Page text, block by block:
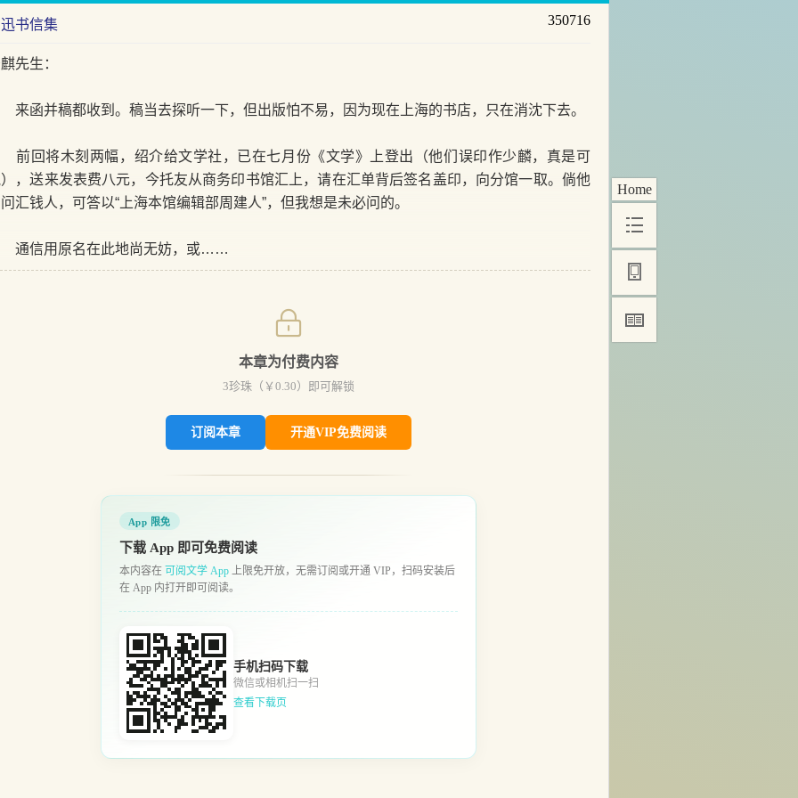
Home
书信集 350716
先生：
并稿都收到。稿当去探听一下，但出版怕不易，因为现在上海的书店，只在消沈下去。
将木刻两幅，绍介给文学社，已在七月份《文学》上登出（他们误印作少麟，真是可
，送来发表费八元，今托友从商务印书馆汇上，请在汇单背后签名盖印，向分馆一取。倘他
汇钱人，可答以“上海本馆编辑部周建人”，但我想是未必问的。
信用原名在此地尚无妨，或……
本章为付费内容
3珍珠（￥ 0.30）即可解锁
订阅本章 开通VIP免费阅读
App 限免
下载 App 即可免费阅读
本内容在 可阅文学 App 上限免开放，无需订阅或开通 VIP，扫码安装后
在 App 内打开即可阅读。
手机扫码下载
微信或相机扫一扫
查看下载页